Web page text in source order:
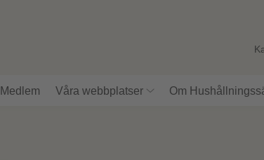
Medlem Våra webbplatser Om